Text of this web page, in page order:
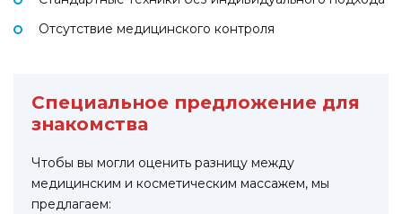
Отсутствие медицинского контроля
Специальное предложение для
знакомства
Чтобы вы могли оценить разницу между
медицинским и косметическим массажем, мы
предлагаем: